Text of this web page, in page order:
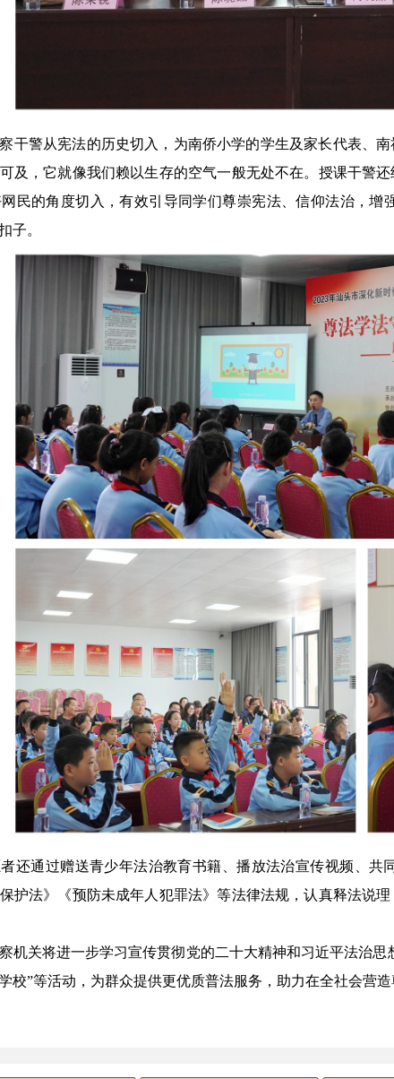
干警从宪法的历史切入，为南侨小学的学生及家长代表、
及，它就像我们赖以生存的空气一般无处不在。授课干警
民的角度切入，有效引导同学们尊崇宪法、信仰法治，
子。
还通过赠送青少年法治教育书籍、播放法治宣传视频、共
保护法》《预防未成年人犯罪法》等法律法规，认真释法
机关将进一步学习宣传贯彻党的二十大精神和习近平法治
校”等活动，为群众提供更优质普法服务，助力在全社会营